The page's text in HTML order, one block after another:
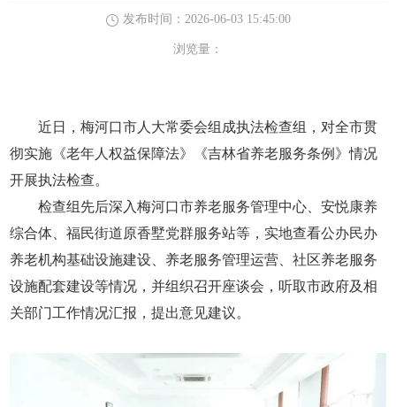
发布时间：2026-06-03 15:45:00
浏览量：
近日，梅河口市人大常委会组成执法检查组，对全市贯
彻实施《老年人权益保障法》《吉林省养老服务条例》情况
开展执法检查。
检查组先后深入梅河口市养老服务管理中心、安悦康养
综合体、福民街道原香墅党群服务站等，实地查看公办民办
养老机构基础设施建设、养老服务管理运营、社区养老服务
设施配套建设等情况，并组织召开座谈会，听取市政府及相
关部门工作情况汇报，提出意见建议。